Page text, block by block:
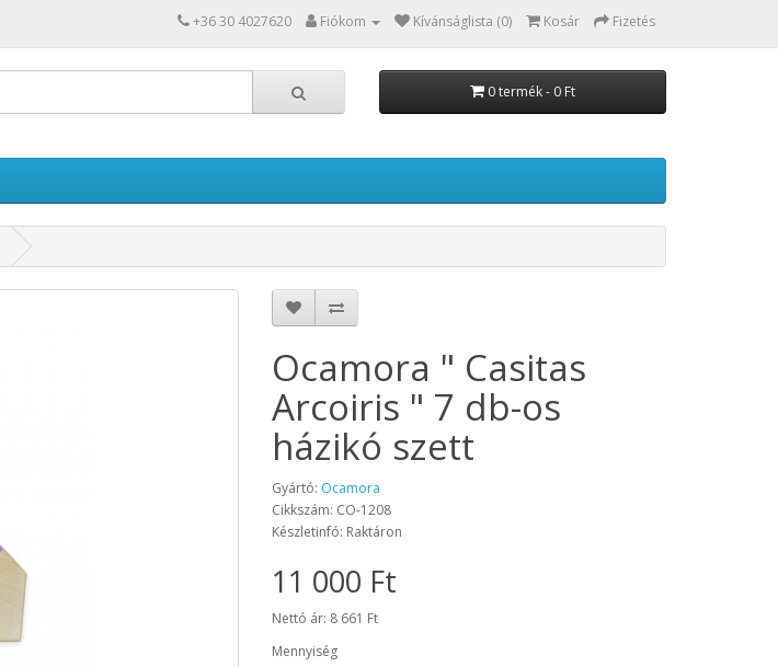
+36 30 4027620 Fiókom Kívánságlista (0) Kosár Fizetés
0 termék - 0 Ft
Ocamora " Casitas
Arcoiris " 7 db-os
házikó szett
Gyártó: Ocamora
Cikkszám: CO-1208
Készletinfó: Raktáron
11 000 Ft
Nettó ár: 8 661 Ft
Mennyiség